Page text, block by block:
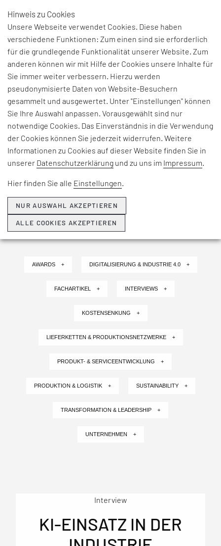
THEMEN & NEWS
Beiträge und Interviews zu aktuellen Fach-, Technologie- und
Branchenherausforderungen, Informationen zu unseren
Beratungsangeboten, Seminaren und Events sowie
Unternehmensthemen:
Hier erfahren Sie, was EFESO bewegt.
NEWSLETTER ABONNIEREN ›
AWARDS + DIGITALISIERUNG & INDUSTRIE 4.0 +
FACHARTIKEL + INTERVIEWS +
KOSTENSENKUNG +
LIEFERKETTEN & PRODUKTIONSNETZWERKE +
PRODUKT- & SERVICEENTWICKLUNG +
PRODUKTION & LOGISTIK + SUSTAINABILITY +
TRANSFORMATION & LEADERSHIP +
UNTERNEHMEN +
Interview
KI-EINSATZ IN DER
Hinweis zu Cookies
Unsere Webseite verwendet Cookies. Diese haben
verschiedene Funktionen: Zum einen sind sie erforderlich
für die grundlegende Funktionalität unserer Website. Zum
anderen können wir mit Hilfe der Cookies unsere Inhalte für
Sie immer weiter verbessern. Hierzu werden
pseudonymisierte Daten von Website-Besuchern
gesammelt und ausgewertet. Unter "Einstellungen" können
Sie Ihre Auswahl anpassen. Vorausgewählt sind nur
notwendige Cookies. Das Einverständnis in die Verwendung
der Cookies können Sie jederzeit widerrufen. Weitere
Informationen zu Cookies auf dieser Website finden Sie in
unserer Datenschutzerklärung und zu uns im Impressum.
Hier finden Sie alle Einstellungen.
NUR AUSWAHL AKZEPTIEREN
ALLE COOKIES AKZEPTIEREN